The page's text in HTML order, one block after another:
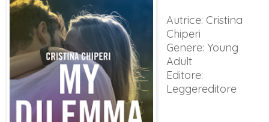
Autrice: Cristina
Chiperi
Genere: Young
Adult
Editore:
Leggereditore